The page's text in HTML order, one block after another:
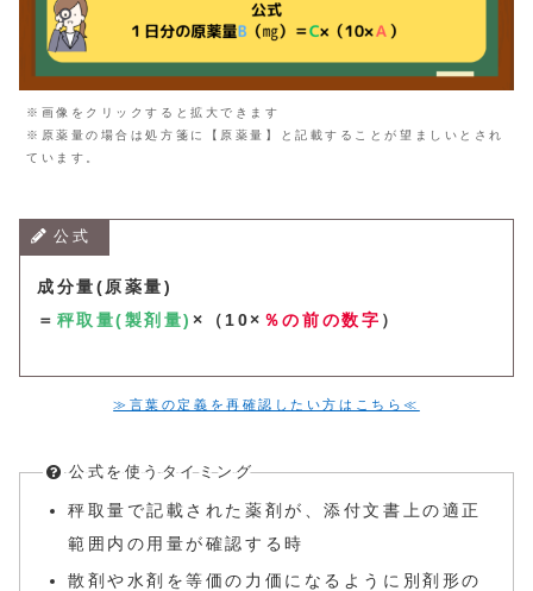
※画像をクリックすると拡大できます
※原薬量の場合は処方箋に【原薬量】と記載することが望ましいとされ
ています。
公式
成分量(原薬量)
＝ 秤取量(製剤量) ×（10× ％の前の数字 ）
≫言葉の定義を再確認したい方はこちら≪
公式を使うタイミング
秤取量で記載された薬剤が、添付文書上の適正
範囲内の用量が確認する時
散剤や水剤を等価の力価になるように別剤形の